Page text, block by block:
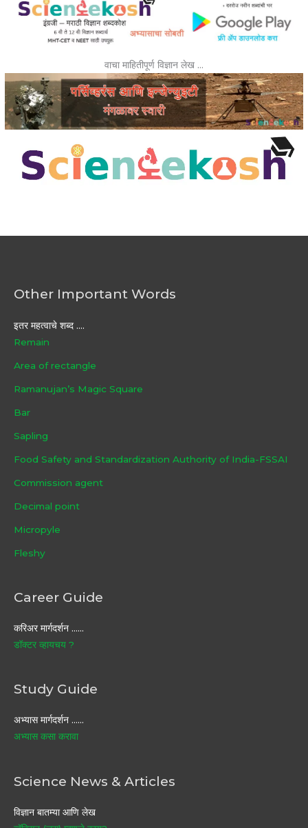
वाचा माहितीपूर्ण विज्ञान लेख …
Other Important Words
इतर महत्वाचे शब्द ....
Remain
Area of rectangle
Ramanujan’s Magic Square
Bar
Sapling
Food Safety and Standardization Authority of India-FSSAI
Commission agent
Decimal point
Micropyle
Fleshy
Career Guide
करिअर मार्गदर्शन ……
डॉक्टर व्हायचय ?
Study Guide
अभ्यास मार्गदर्शन ……
अभ्यास कसा करावा
Science News & Articles
विज्ञान बातम्या आणि लेख